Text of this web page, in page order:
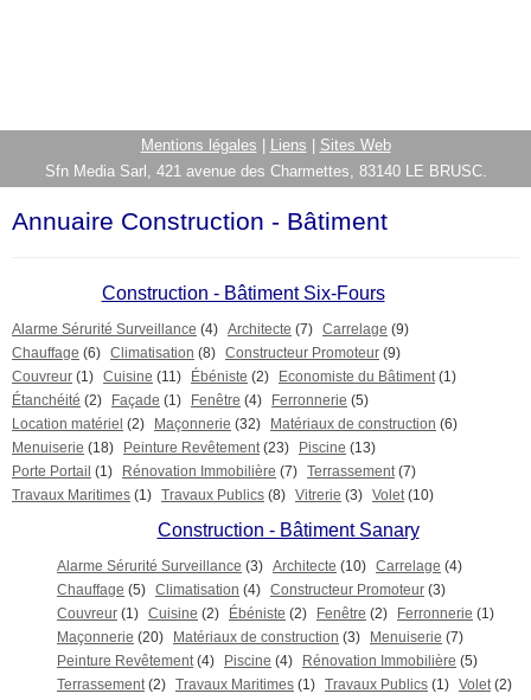
Mentions légales Liens
Sites Web
Sfn Media Sarl, 421 avenue des Charmettes, 83140 LE BRUSC.
Annuaire Construction - Bâtiment
Construction - Bâtiment Six-Fours
Alarme Sérurité Surveillance (4) Architecte (7) Carrelage (9)
Chauffage (6) Climatisation (8) Constructeur Promoteur (9)
Couvreur (1) Cuisine (11) Ébéniste (2) Economiste du Bâtiment (1)
Étanchéité (2) Façade (1) Fenêtre (4) Ferronnerie (5)
Location matériel (2) Maçonnerie (32) Matériaux de construction (6)
Menuiserie (18) Peinture Revêtement (23) Piscine (13)
Porte Portail (1) Rénovation Immobilière (7) Terrassement (7)
Travaux Maritimes (1) Travaux Publics (8) Vitrerie (3) Volet (10)
Construction - Bâtiment Sanary
Alarme Sérurité Surveillance (3) Architecte (10) Carrelage (4)
Chauffage (5) Climatisation (4) Constructeur Promoteur (3)
Couvreur (1) Cuisine (2) Ébéniste (2) Fenêtre (2) Ferronnerie (1)
Maçonnerie (20) Matériaux de construction (3) Menuiserie (7)
Peinture Revêtement (4) Piscine (4) Rénovation Immobilière (5)
Terrassement (2) Travaux Maritimes (1) Travaux Publics (1) Volet (2)